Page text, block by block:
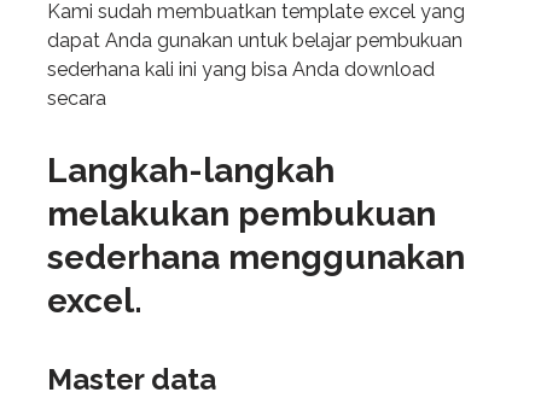
Kami sudah membuatkan template excel yang
dapat Anda gunakan untuk belajar pembukuan
sederhana kali ini yang bisa Anda download
secara
Langkah-langkah
melakukan pembukuan
sederhana menggunakan
excel.
Master data